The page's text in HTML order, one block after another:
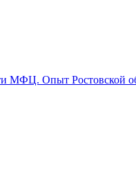
МФЦ. Опыт Ростовской